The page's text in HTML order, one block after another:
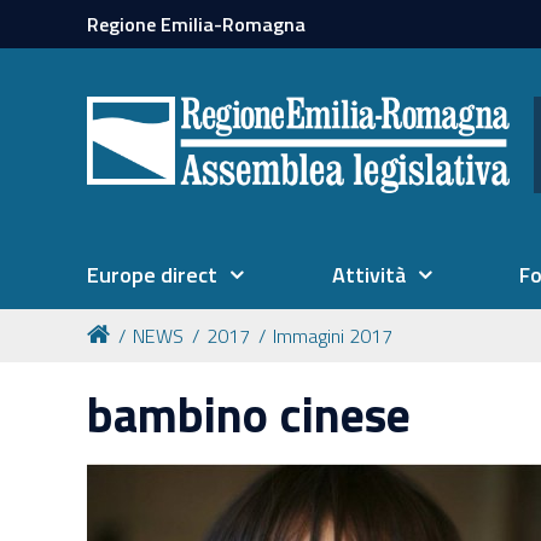
Regione Emilia-Romagna
Europe direct Attività
NEWS 2017 Immagini 2017
bambino cinese